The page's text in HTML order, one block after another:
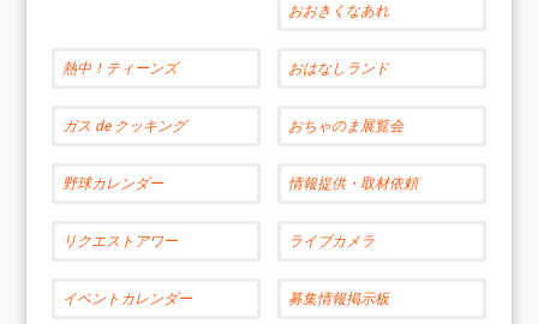
おおきくなあれ
熱中！ティーンズ おはなしランド
ガス de クッキング おちゃのま展覧会
野球カレンダー 情報提供・取材依頼
リクエストアワー ライブカメラ
イベントカレンダー 募集情報掲示板